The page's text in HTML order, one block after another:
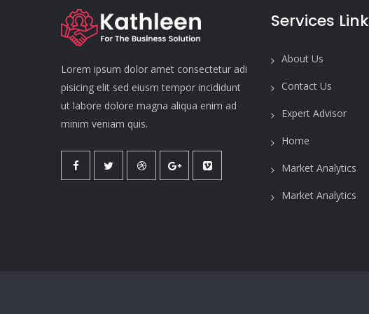
Lorem ipsum dolor amet consectetur adi
pisicing elit sed eiusm tempor incididunt
ut labore dolore magna aliqua enim ad
minim veniam quis.
Services Link
About Us
Contact Us
Expert Advisor
Home
Market Analytics
Market Analytics